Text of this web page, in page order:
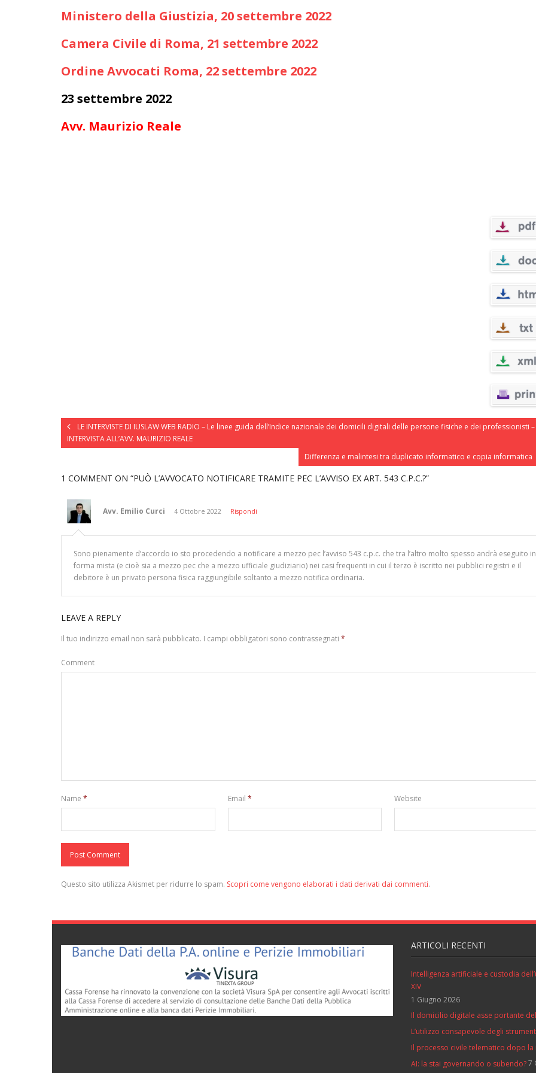
Ministero della Giustizia, 20 settembre 2022
Camera Civile di Roma, 21 settembre 2022
Ordine Avvocati Roma, 22 settembre 2022
23 settembre 2022
Avv. Maurizio Reale
LE INTERVISTE DI IUSLAW WEB RADIO – Le linee guida dell’Indice nazionale dei domicili digitali delle persone fisiche e dei professionisti –
INTERVISTA ALL’AVV. MAURIZIO REALE
Differenza e malintesi tra duplicato informatico e copia informatica
1 COMMENT ON “PUÒ L’AVVOCATO NOTIFICARE TRAMITE PEC L’AVVISO EX ART. 543 C.P.C.?”
Avv. Emilio Curci 4 Ottobre 2022 Rispondi
Sono pienamente d’accordo io sto procedendo a notificare a mezzo pec l’avviso 543 c.p.c. che tra l’altro molto spesso andrà eseguito in
forma mista (e cioè sia a mezzo pec che a mezzo ufficiale giudiziario) nei casi frequenti in cui il terzo è iscritto nei pubblici registri e il
debitore è un privato persona fisica raggiungibile soltanto a mezzo notifica ordinaria.
LEAVE A REPLY
Il tuo indirizzo email non sarà pubblicato. I campi obbligatori sono contrassegnati *
Comment
Name * Email * Website
Questo sito utilizza Akismet per ridurre lo spam. Scopri come vengono elaborati i dati derivati dai commenti.
ARTICOLI RECENTI
Intelligenza artificiale e custodia
XIV
1 Giugno 2026
Il domicilio digitale asse portante
L’utilizzo consapevole degli
Il processo civile telematico dopo
AI: la stai governando o subendo?7